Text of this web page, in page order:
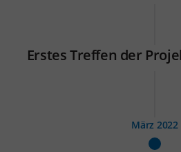
Erstes Treffen der
März 2022